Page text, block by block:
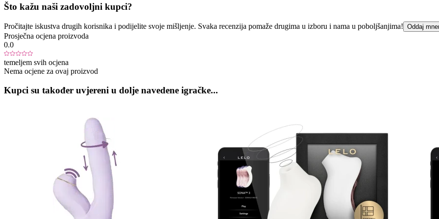
Što kažu naši zadovoljni kupci?
Pročitajte iskustva drugih korisnika i podijelite svoje mišljenje. Svaka recenzija pomaže drugima u izboru i nama u poboljšanjima! Oddaj
Prosječna ocjena proizvoda
0.0
temeljem svih ocjena
Nema ocjene za ovaj proizvod
Kupci su također uvjereni u dolje navedene igračke...